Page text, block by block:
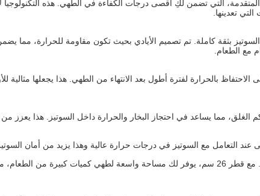
التي تضمن لكِ أقصى درجات الكفاءة في الطهي. هذه
تعدينها.
بثقة كاملة. تم تصميم الأيادي بحيث تكون مقاومة للحرارة،
مع الطعام.
بقدرة استثنائية على الاحتفاظ بالحرارة لفترة أطول بعد الانتهاء من الطهي. هذا
الغلق، مما يساعد في احتجاز البخار والحرارة داخل السوتيز. هذا
التعامل مع السوتيز في درجات حرارة عالية وهذا يزيد من أمان
الحجم المثالي لتحضير وجبات عائلية أو أطباق لشخصين. مع قطر 26 سم، يوفر لك مساحة واسعة